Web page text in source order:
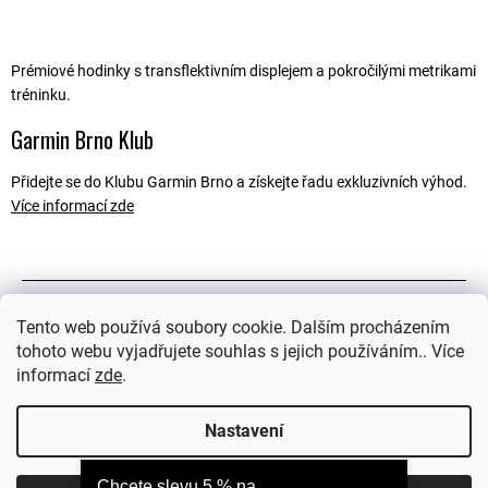
Tento web používá soubory cookie. Dalším procházením
tohoto webu vyjadřujete souhlas s jejich používáním.. Více
informací zde.
Nastavení
Prémiové hodinky s transflektivním displejem a pokročilými metrikami
tréninku.
Garmin Brno Klub
Přidejte se do Klubu Garmin Brno a získejte řadu exkluzivních výhod.
Více informací zde
Související soubory (2)